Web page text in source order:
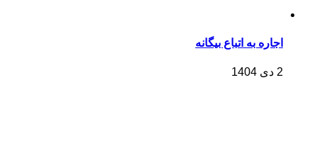
اجاره به اتباع بیگانه
2 دی 1404